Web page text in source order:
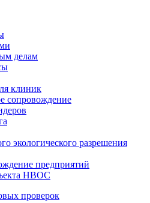
делам
клиник
сопровождение
экологического разрешения
предприятий
НВОС
проверок